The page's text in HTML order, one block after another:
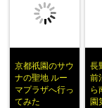
京都祇園のサウ
ナの聖地 ルー
マプラザへ行っ
てみた
長
前
ら
園